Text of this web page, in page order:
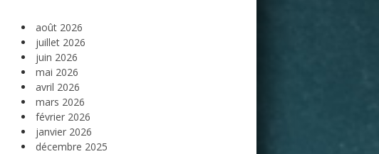
août 2026
juillet 2026
juin 2026
mai 2026
avril 2026
mars 2026
février 2026
janvier 2026
décembre 2025